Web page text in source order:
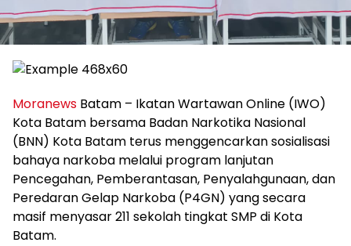
Moranews Batam – Ikatan Wartawan Online (IWO)
Kota Batam bersama Badan Narkotika Nasional
(BNN) Kota Batam terus menggencarkan sosialisasi
bahaya narkoba melalui program lanjutan
Pencegahan, Pemberantasan, Penyalahgunaan, dan
Peredaran Gelap Narkoba (P4GN) yang secara
masif menyasar 211 sekolah tingkat SMP di Kota
Batam.